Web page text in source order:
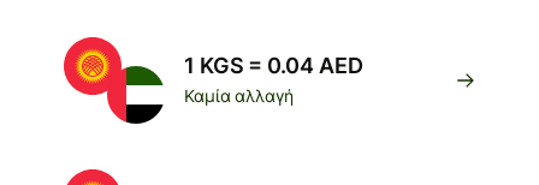
1 KGS = 0.04 AED
Καμία αλλαγή